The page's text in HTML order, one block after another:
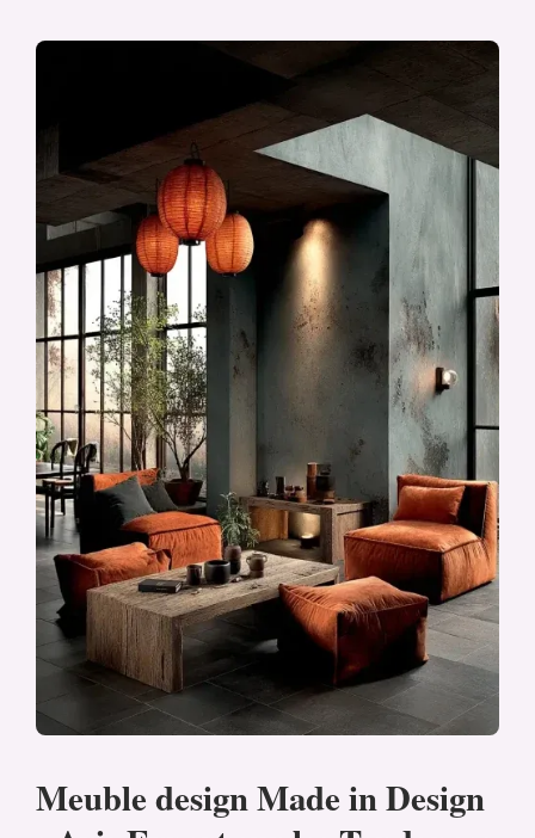
Meuble design Made in Design